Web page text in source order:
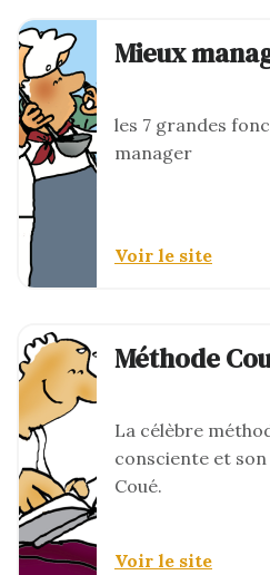
Mieux
les 7 grandes
manager
Voir le site
Méthode
La célèbre
consciente et
Coué.
Voir le site